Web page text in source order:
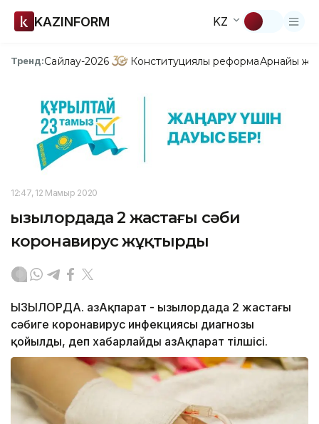
KAZINFORM KZ
Тренд:Сайлау-2026 Конституциялық реформаАрнайы
12:47, 12 Мамыр 2020
Қызылордада 2 жастағы сәби
коронавирус жұқтырды
ҚЫЗЫЛОРДА. ҚазАқпарат - Қызылордада 2 жастағы
сәбиге коронавирус инфекциясы диагнозы
қойылды, деп хабарлайды ҚазАқпарат тілшісі.